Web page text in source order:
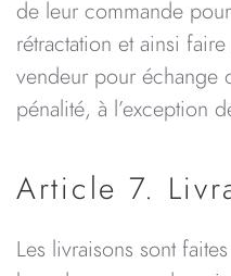
de leur commande
rétractation et ainsi
vendeur pour échange
pénalité, à l’exception
Article 7.
Les livraisons sont